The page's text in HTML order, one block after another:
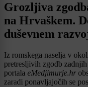
Grozljiva
na Hrvaškem.
duševnem
Iz romskega naselja v
pretresljivih zgodb zadnjih
portala eMedjimurje.hr
zaradi ponavljajočih se